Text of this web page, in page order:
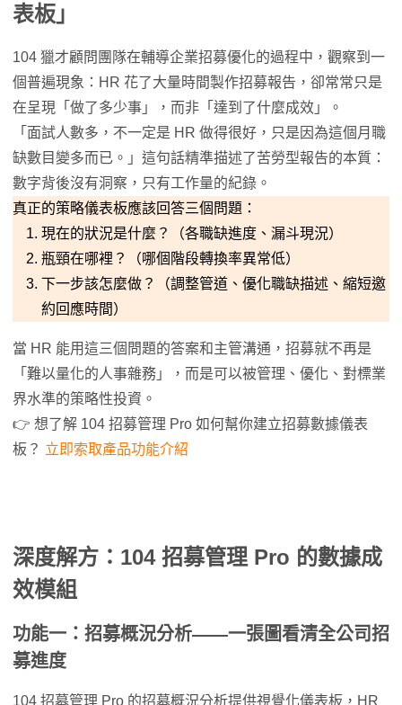
表板」
104 獵才顧問團隊在輔導企業招募優化的過程中，觀察到一
個普遍現象：HR 花了大量時間製作招募報告，卻常常只是
在呈現「做了多少事」，而非「達到了什麼成效」。
「面試人數多，不一定是 HR 做得很好，只是因為這個月職
缺數目變多而已。」這句話精準描述了苦勞型報告的本質：
數字背後沒有洞察，只有工作量的紀錄。
真正的策略儀表板應該回答三個問題：
現在的狀況是什麼？（各職缺進度、漏斗現況）
瓶頸在哪裡？（哪個階段轉換率異常低）
下一步該怎麼做？（調整管道、優化職缺描述、縮短邀
約回應時間）
當 HR 能用這三個問題的答案和主管溝通，招募就不再是
「難以量化的人事雜務」，而是可以被管理、優化、對標業
界水準的策略性投資。
👉 想了解 104 招募管理 Pro 如何幫你建立招募數據儀表
板？ 立即索取產品功能介紹
深度解方：104 招募管理 Pro 的數據成
效模組
功能一：招募概況分析——一張圖看清全公司招
募進度
104 招募管理 Pro 的招募概況分析提供視覺化儀表板，HR